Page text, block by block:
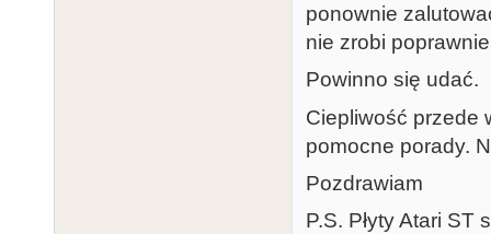
ponownie
nie zrobi
Powinno się udać.
Ciepliwość przede
pomocne porady.
Pozdrawiam
P.S. Płyty Atari